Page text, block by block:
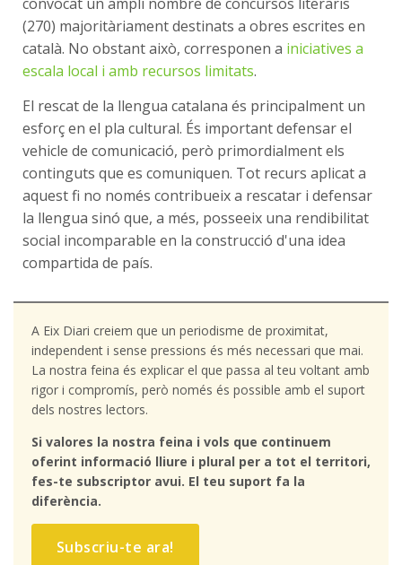
(270) majoritàriament destinats a obres escrites en
català. No obstant això, corresponen a iniciatives a
escala local i amb recursos limitats.
El rescat de la llengua catalana és principalment un
esforç en el pla cultural. És important defensar el
vehicle de comunicació, però primordialment els
continguts que es comuniquen. Tot recurs aplicat a
aquest fi no només contribueix a rescatar i defensar
la llengua sinó que, a més, posseeix una rendibilitat
social incomparable en la construcció d'una idea
compartida de país.
A Eix Diari creiem que un periodisme de proximitat,
independent i sense pressions és més necessari que mai.
La nostra feina és explicar el que passa al teu voltant amb
rigor i compromís, però només és possible amb el suport
dels nostres lectors.
Si valores la nostra feina i vols que continuem
oferint informació lliure i plural per a tot el territori,
fes-te subscriptor avui. El teu suport fa la
diferència.
Subscriu-te ara!